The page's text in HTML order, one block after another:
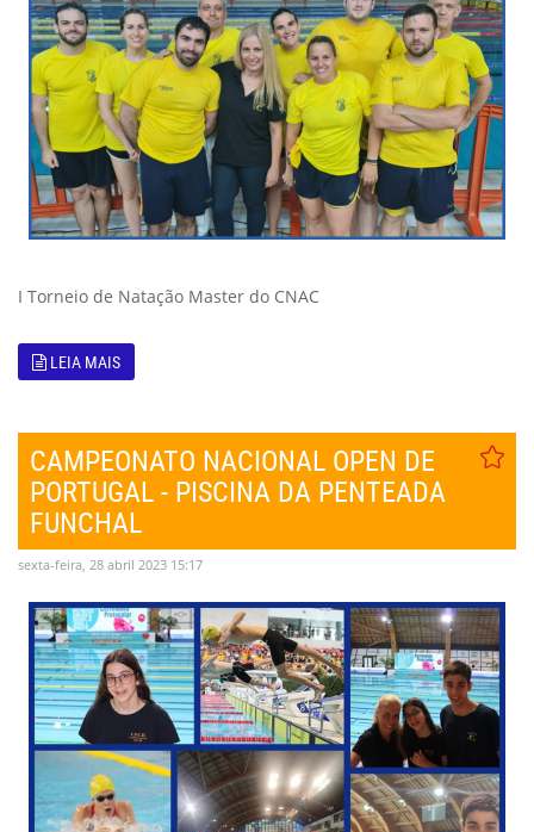
I Torneio de Natação Master do CNAC
LEIA MAIS
CAMPEONATO NACIONAL OPEN DE
PORTUGAL - PISCINA DA PENTEADA
FUNCHAL
sexta-feira, 28 abril 2023 15:17